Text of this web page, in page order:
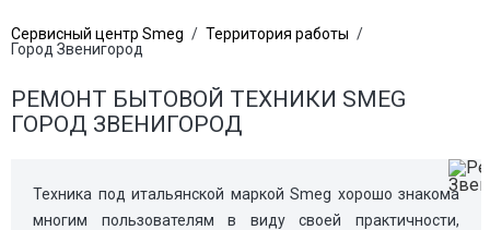
Сервисный центр Smeg / Территория работы /
Город Звенигород
РЕМОНТ БЫТОВОЙ ТЕХНИКИ SMEG
ГОРОД ЗВЕНИГОРОД
Техника под итальянской маркой Smeg хорошо знакома
многим пользователям в виду своей практичности,